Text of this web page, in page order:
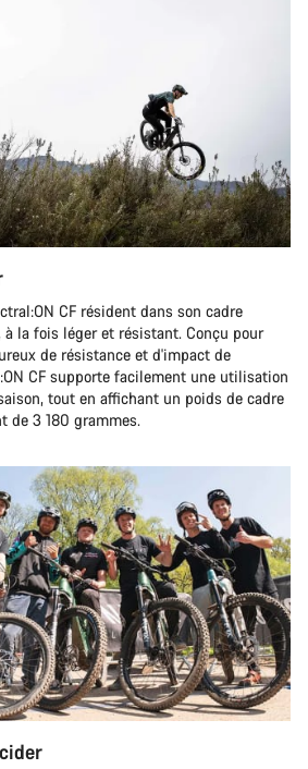
CF résident dans son cadre
la fois léger et résistant. Conçu pour
de résistance et d'impact de
CF supporte facilement une utilisation
tout en affichant un poids de cadre
de 3 180 grammes.